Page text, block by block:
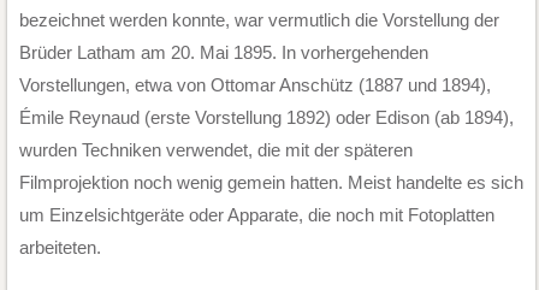
bezeichnet werden konnte, war vermutlich die Vorstellung der
Brüder Latham am 20. Mai 1895. In vorhergehenden
Vorstellungen, etwa von Ottomar Anschütz (1887 und 1894),
Émile Reynaud (erste Vorstellung 1892) oder Edison (ab 1894),
wurden Techniken verwendet, die mit der späteren
Filmprojektion noch wenig gemein hatten. Meist handelte es sich
um Einzelsichtgeräte oder Apparate, die noch mit Fotoplatten
arbeiteten.